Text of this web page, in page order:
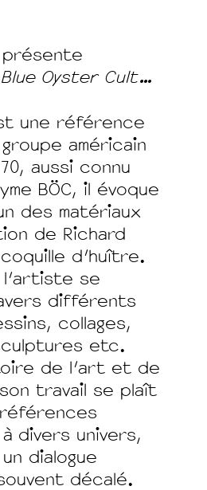
Blue Oyster Cult…
une référence
américain
aussi connu
BÖC, il évoque
des matériaux
de Richard
d’huître.
l'artiste se
différents
collages,
etc.
de l’art et de
travail se plaît
divers univers,
dialogue
décalé.